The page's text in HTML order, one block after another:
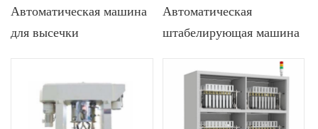
Автоматическая машина
для высечки
Автоматическая
штабелирующая машина
штабелирования
литиевых
призматических батарей